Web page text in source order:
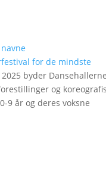
for de mindste
2025 byder
og
9 år og deres voksne